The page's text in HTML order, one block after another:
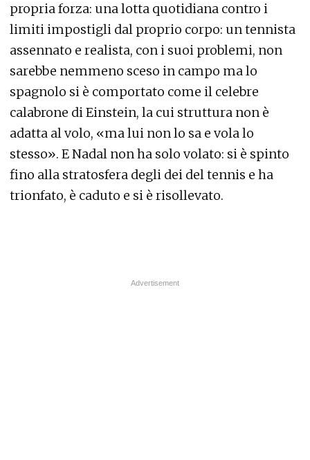
propria forza: una lotta quotidiana contro i
limiti impostigli dal proprio corpo: un tennista
assennato e realista, con i suoi problemi, non
sarebbe nemmeno sceso in campo ma lo
spagnolo si è comportato come il celebre
calabrone di Einstein, la cui struttura non è
adatta al volo, «ma lui non lo sa e vola lo
stesso». E Nadal non ha solo volato: si è spinto
fino alla stratosfera degli dei del tennis e ha
trionfato, è caduto e si è risollevato.